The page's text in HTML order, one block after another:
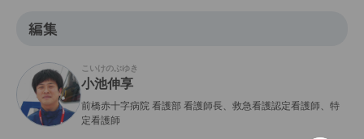
編集
こいけのぶゆき
小池伸享
前橋赤十字病院 看護部 看護師長、救急看護認定看護師、特
定看護師